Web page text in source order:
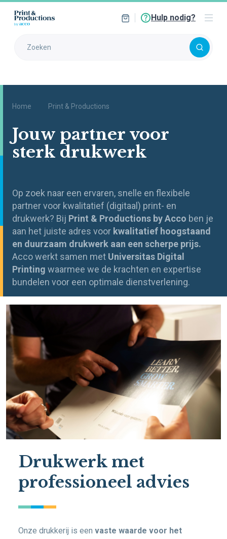
Hulp nodig?
Home Print & Productions
Jouw partner voor
sterk drukwerk
Op zoek naar een ervaren, snelle en flexibele
partner voor kwalitatief (digitaal) print- en
drukwerk? Bij Print & Productions by Acco ben je
aan het juiste adres voor kwalitatief hoogstaand
en duurzaam drukwerk aan een scherpe prijs.
Acco werkt samen met Universitas Digital
Printing waarmee we de krachten en expertise
bundelen voor een optimale dienstverlening.
Drukwerk met
professioneel advies
Onze drukkerij is een vaste waarde voor het